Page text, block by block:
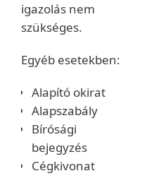
igazolás nem
szükséges.
Egyéb esetekben:
Alapító okirat
Alapszabály
Bírósági
bejegyzés
Cégkivonat